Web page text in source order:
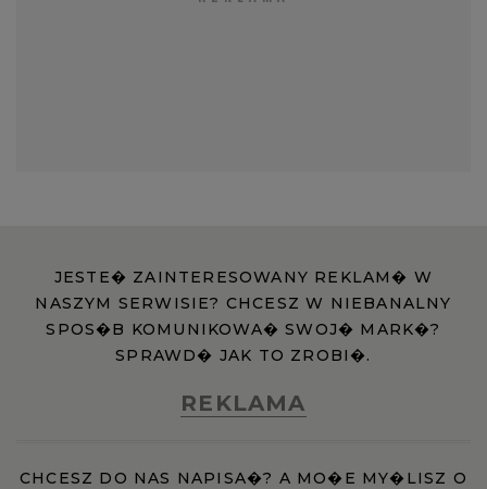
JESTE� ZAINTERESOWANY REKLAM� W
NASZYM SERWISIE? CHCESZ W NIEBANALNY
SPOS�B KOMUNIKOWA� SWOJ� MARK�?
SPRAWD� JAK TO ZROBI�.
REKLAMA
CHCESZ DO NAS NAPISA�? A MO�E MY�LISZ O